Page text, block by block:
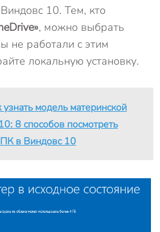
10. Тем, кто
, можно выбрать
не работали с этим
локальную установку.
узнать модель материнской
8 способов посмотреть
в Виндовс 10